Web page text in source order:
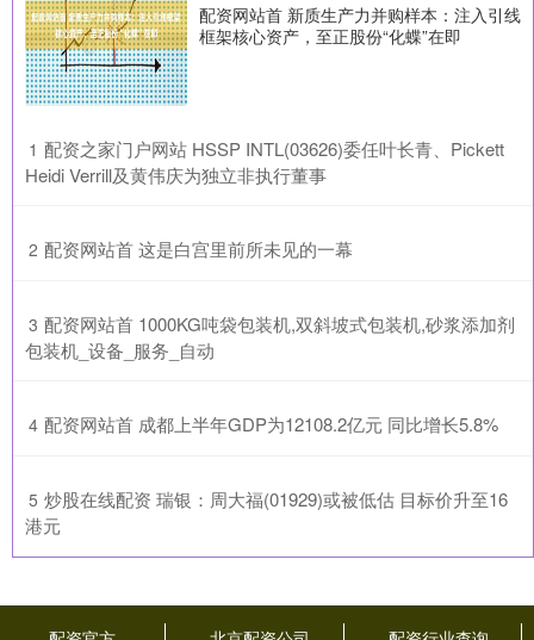
配资网站首 新质生产力并购样本：注入引线
框架核心资产，至正股份“化蝶”在即
1 ​配资之家门户网站 HSSP INTL(03626)委任叶长青、Pickett
Heidi Verrill及黄伟庆为独立非执行董事
2 ​配资网站首 这是白宫里前所未见的一幕
3 ​配资网站首 1000KG吨袋包装机,双斜坡式包装机,砂浆添加剂
包装机_设备_服务_自动
4 ​配资网站首 成都上半年GDP为12108.2亿元 同比增长5.8%
5 ​炒股在线配资 瑞银：周大福(01929)或被低估 目标价升至16
港元